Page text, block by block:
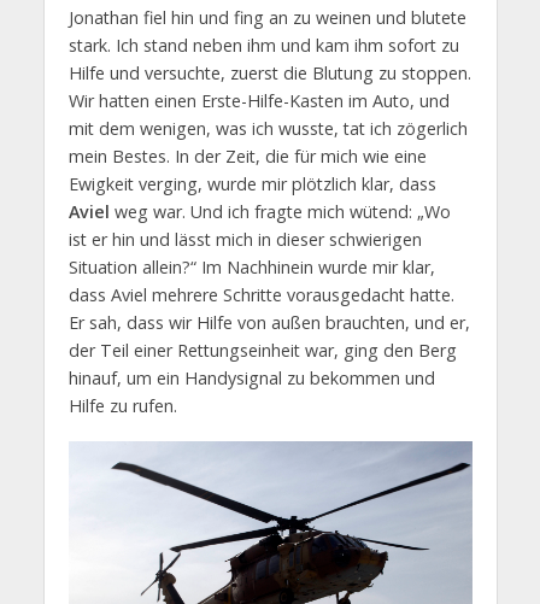
Jonathan fiel hin und fing an zu weinen und blutete
stark. Ich stand neben ihm und kam ihm sofort zu
Hilfe und versuchte, zuerst die Blutung zu stoppen.
Wir hatten einen Erste-Hilfe-Kasten im Auto, und
mit dem wenigen, was ich wusste, tat ich zögerlich
mein Bestes. In der Zeit, die für mich wie eine
Ewigkeit verging, wurde mir plötzlich klar, dass
Aviel weg war. Und ich fragte mich wütend: „Wo
ist er hin und lässt mich in dieser schwierigen
Situation allein?“ Im Nachhinein wurde mir klar,
dass Aviel mehrere Schritte vorausgedacht hatte.
Er sah, dass wir Hilfe von außen brauchten, und er,
der Teil einer Rettungseinheit war, ging den Berg
hinauf, um ein Handysignal zu bekommen und
Hilfe zu rufen.